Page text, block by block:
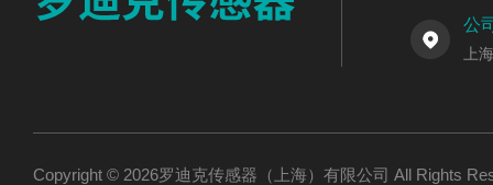
公
上
Copyright © 2026罗迪克传感器（上海）有限公司 All Rights